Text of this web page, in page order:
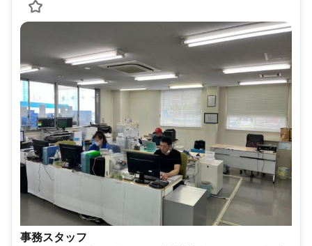
事務スタッフ